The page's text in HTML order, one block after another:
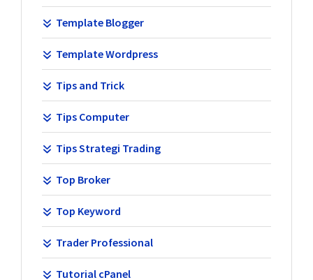
Template Blogger
Template Wordpress
Tips and Trick
Tips Computer
Tips Strategi Trading
Top Broker
Top Keyword
Trader Professional
Tutorial cPanel